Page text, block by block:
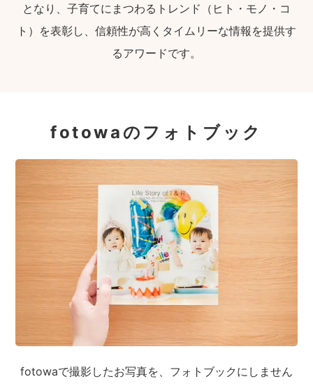
となり、子育てにまつわるトレンド（ヒト・モノ・コ
ト）を表彰し、信頼性が高くタイムリーな情報を提供す
るアワードです。
fotowaのフォトブック
fotowaで撮影したお写真を、フォトブックにしません